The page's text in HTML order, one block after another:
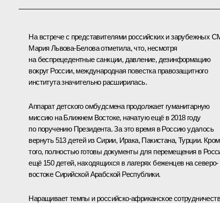
На встрече с представителями российских и зарубежных
Мария Львова-Беловаотметила, что, несмотря
на беспрецедентные санкции, давление, дезинформацию
вокруг России, международная повестка правозащитного
института значительно расширилась.
Аппарат детского омбудсмена продолжает гуманитарную
миссию на Ближнем Востоке, начатую ещё в 2018 году
по поручению Президента. За это время в Россию удалось
вернуть 513 детей из Сирии, Ирака, Пакистана, Турции.
того, полностью готовы документы для перемещения в
ещё 150 детей, находящихся в лагерях беженцев на северо-
востоке Сирийской Арабской Республики.
Наращивает темпы и российско-африканское